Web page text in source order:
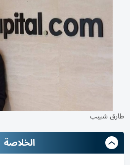
طارق شبيب
الخلاصة